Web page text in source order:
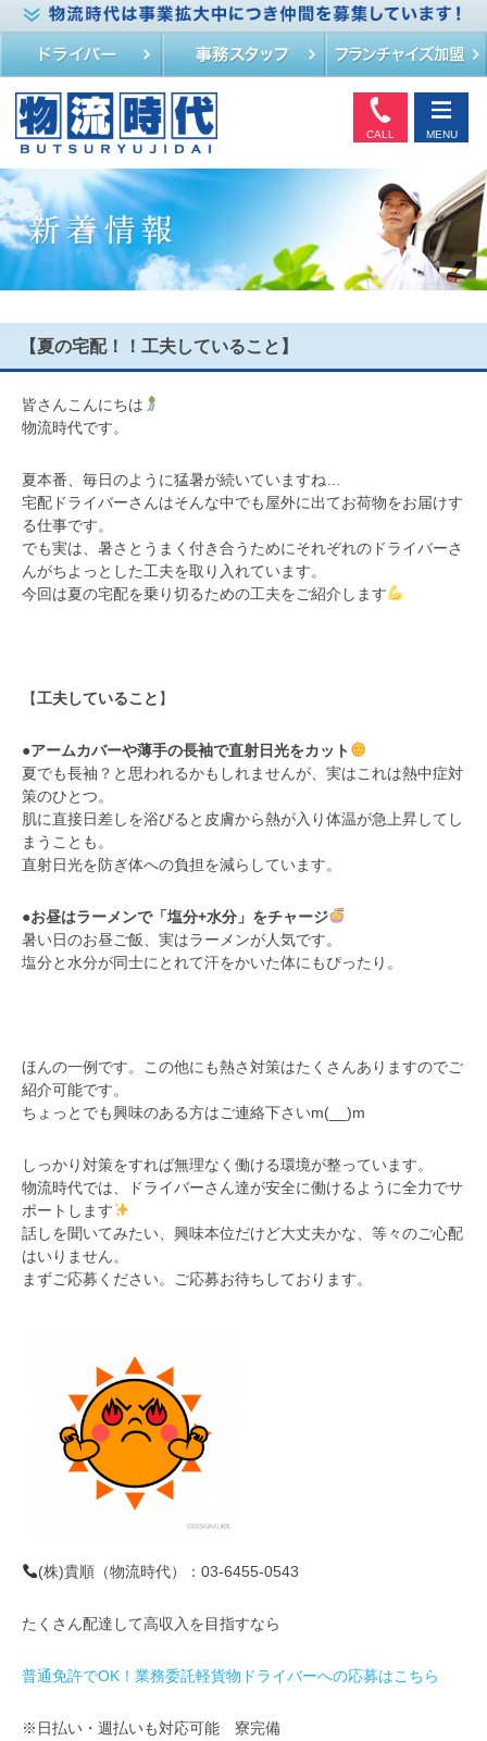
CALL MENU
【夏の宅配！！工夫していること】
皆さんこんにちは
物流時代です。
夏本番、毎日のように猛暑が続いていますね…
宅配ドライバーさんはそんな中でも屋外に出てお荷物をお届けす
る仕事です。
でも実は、暑さとうまく付き合うためにそれぞれのドライバーさ
んがちよっとした工夫を取り入れています。
今回は夏の宅配を乗り切るための工夫をご紹介します
【工夫していること 】
●アームカバーや薄手の長袖で直射日光をカット
夏でも長袖？と思われるかもしれませんが、実はこれは熱中症対
策のひとつ。
肌に直接日差しを浴びると皮膚から熱が入り体温が急上昇してし
まうことも。
直射日光を防ぎ体への負担を減らしています。
●お昼はラーメンで「塩分+水分」をチャージ
暑い日のお昼ご飯、実はラーメンが人気です。
塩分と水分が同士にとれて汗をかいた体にもぴったり。
ほんの一例です。この他にも熱さ対策はたくさんありますのでご
紹介可能です。
ちょっとでも興味のある方はご連絡下さいm(__)m
しっかり対策をすれば無理なく働ける環境が整っています。
物流時代では、ドライバーさん達が安全に働けるように全力でサ
ポートします
話しを聞いてみたい、興味本位だけど大丈夫かな、等々のご心配
はいりません。
まずご応募ください。ご応募お待ちしております。
(株)貴順（物流時代）：03-6455-0543
たくさん配達して高収入を目指すなら
普通免許でOK！業務委託軽貨物ドライバーへの応募はこちら
※日払い・週払いも対応可能 寮完備